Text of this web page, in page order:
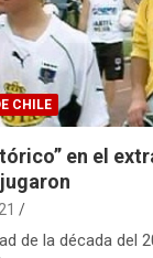
CHILE
en el
de la década del